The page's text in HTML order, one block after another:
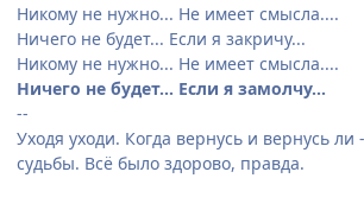
Никому не нужно... Не имеет смысла....
Ничего не будет... Если я закричу...
Никому не нужно... Не имеет смысла....
Ничего не будет... Если я замолчу...
--
Уходя уходи. Когда вернусь и вернусь ли
судьбы. Всё было здорово, правда.